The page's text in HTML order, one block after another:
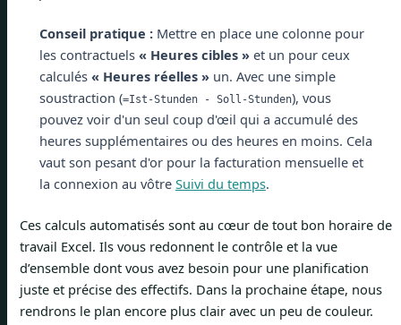
Conseil pratique :Mettre en place une colonne pour
les contractuels « Heures cibles »et un pour ceux
calculés « Heures réelles »un. Avec une simple
soustraction (=Ist-Stunden - Soll-Stunden), vous
pouvez voir d'un seul coup d'œil qui a accumulé des
heures supplémentaires ou des heures en moins. Cela
vaut son pesant d'or pour la facturation mensuelle et
la connexion au vôtre Suivi du temps.
Ces calculs automatisés sont au cœur de tout bon horaire de
travail Excel. Ils vous redonnent le contrôle et la vue
d’ensemble dont vous avez besoin pour une planification
juste et précise des effectifs. Dans la prochaine étape, nous
rendrons le plan encore plus clair avec un peu de couleur.